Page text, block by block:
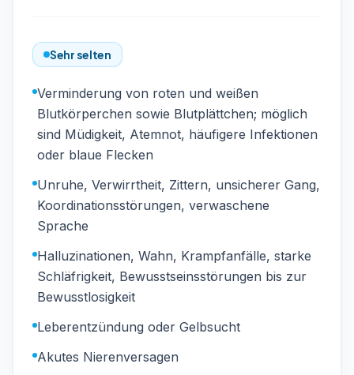
Sehr selten
Verminderung von roten und weißen
Blutkörperchen sowie Blutplättchen; möglich
sind Müdigkeit, Atemnot, häufigere Infektionen
oder blaue Flecken
Unruhe, Verwirrtheit, Zittern, unsicherer Gang,
Koordinationsstörungen, verwaschene
Sprache
Halluzinationen, Wahn, Krampfanfälle, starke
Schläfrigkeit, Bewusstseinsstörungen bis zur
Bewusstlosigkeit
Leberentzündung oder Gelbsucht
Akutes Nierenversagen